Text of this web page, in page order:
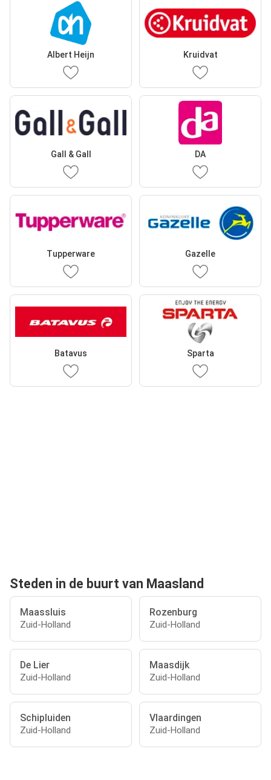
Albert Heijn Kruidvat
Gall & Gall DA
Tupperware Gazelle
Batavus Sparta
Steden in de buurt van Maasland
Maassluis
Zuid-Holland
Rozenburg
Zuid-Holland
De Lier
Zuid-Holland
Maasdijk
Zuid-Holland
Schipluiden
Zuid-Holland
Vlaardingen
Zuid-Holland